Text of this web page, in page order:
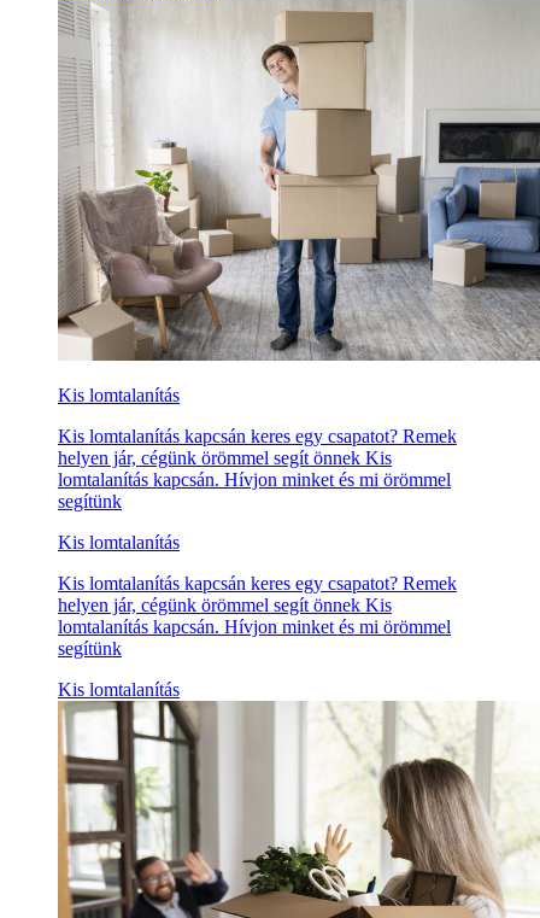
Kis lomtalanítás
Kis lomtalanítás kapcsán keres egy csapatot? Remek
helyen jár, cégünk örömmel segít önnek Kis
lomtalanítás kapcsán. Hívjon minket és mi örömmel
segítünk
Kis lomtalanítás
Kis lomtalanítás kapcsán keres egy csapatot? Remek
helyen jár, cégünk örömmel segít önnek Kis
lomtalanítás kapcsán. Hívjon minket és mi örömmel
segítünk
Kis lomtalanítás